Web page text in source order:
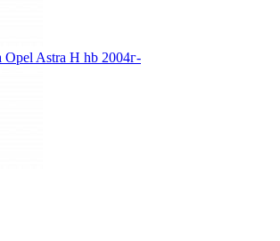
Astra H hb 2004г-